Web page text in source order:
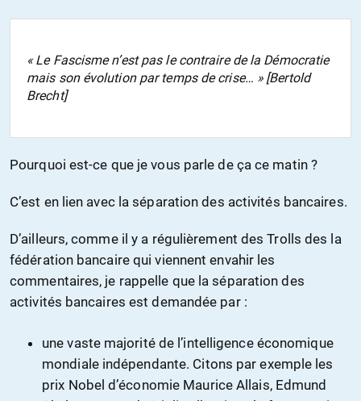
« Le Fascisme n’est pas le contraire de la Démocratie
mais son évolution par temps de crise… » [Bertold
Brecht]
Pourquoi est-ce que je vous parle de ça ce matin ?
C’est en lien avec la séparation des activités bancaires.
D’ailleurs, comme il y a régulièrement des Trolls des la
fédération bancaire qui viennent envahir les
commentaires, je rappelle que la séparation des
activités bancaires est demandée par :
une vaste majorité de l’intelligence économique
mondiale indépendante. Citons par exemple les
prix Nobel d’économie Maurice Allais, Edmund